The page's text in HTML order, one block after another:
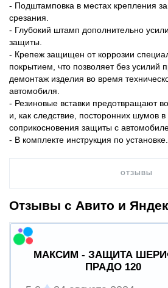
- Подштамповка в местах крепления
срезания.
- Глубокий штамп дополнительно
защиты.
- Крепеж защищен от коррозии
покрытием, что позволяет без усилий
демонтаж изделия во время
автомобиля.
- Резиновые вставки предотвращают
и, как следствие, посторонних шумов
соприкосновения защиты с
- В комплекте инструкция по установке.
ОТЗЫВЫ
Отзывы с Авито и
МАКСИМ - ЗАЩИТА
ПРАДО 120